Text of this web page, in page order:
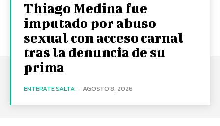
Thiago Medina fue
imputado por abuso
sexual con acceso carnal
tras la denuncia de su
prima
ENTERATE SALTA - AGOSTO 8, 2026